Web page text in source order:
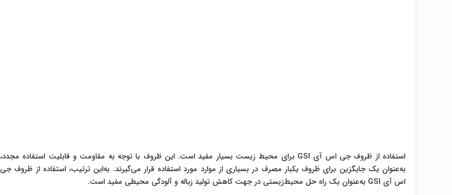
استفاده از ظروف جی اس آی GSI برای محیط زیست بسیار مفید است. این ظروف با توجه به مقاومت و قابلیت استفاده مجدد،
به‌عنوان یک جایگزین برای ظروف یکبار مصرف در بسیاری از موارد مورد استفاده قرار می‌گیرند. به‌این ترتیب، استفاده از ظروف جی
اس آی GSI به‌عنوان یک راه حل محیط‌زیستی در جهت کاهش تولید زباله و آلودگی محیطی مفید است.